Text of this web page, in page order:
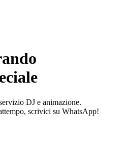
DJ e animazione.
scrivici su WhatsApp!